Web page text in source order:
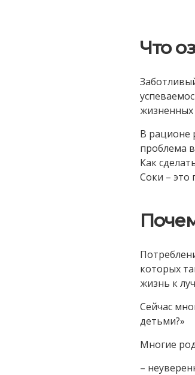
Что
жизненных
В рационе
проблема
Как
Соки – это
которых
жизнь к
Сейчас
детьми?»
Многие
–